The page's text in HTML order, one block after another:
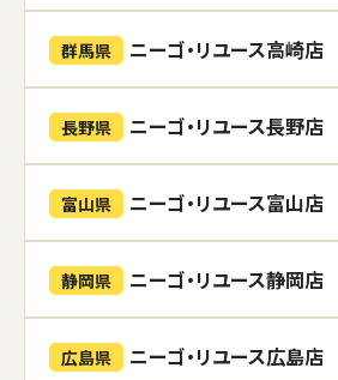
群馬県 ニーゴ・リユース高崎店
長野県 ニーゴ・リユース長野店
富山県 ニーゴ・リユース富山店
静岡県 ニーゴ・リユース静岡店
広島県 ニーゴ・リユース広島店